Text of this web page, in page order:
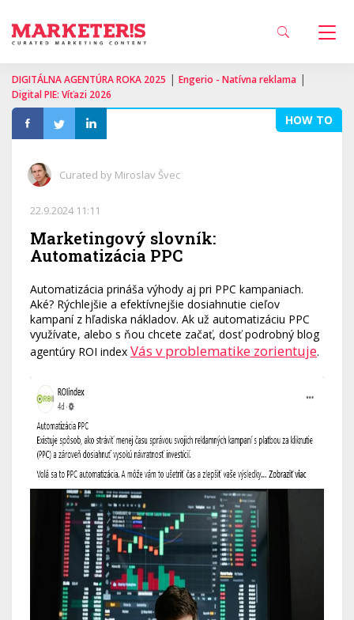
DIGITÁLNA AGENTÚRA ROKA 2025 | Engerio - Natívna reklama |
Digital PIE: Víťazi 2026
HOW TO
Curated by Miroslav Švec
22.9.2024 11:11
Marketingový slovník:
Automatizácia PPC
Automatizácia prináša výhody aj pri PPC kampaniach.
Aké? Rýchlejšie a efektívnejšie dosiahnutie cieľov
kampaní z hľadiska nákladov. Ak už automatizáciu PPC
využívate, alebo s ňou chcete začať, dosť podrobný blog
agentúry ROI index Vás v problematike zorientuje.